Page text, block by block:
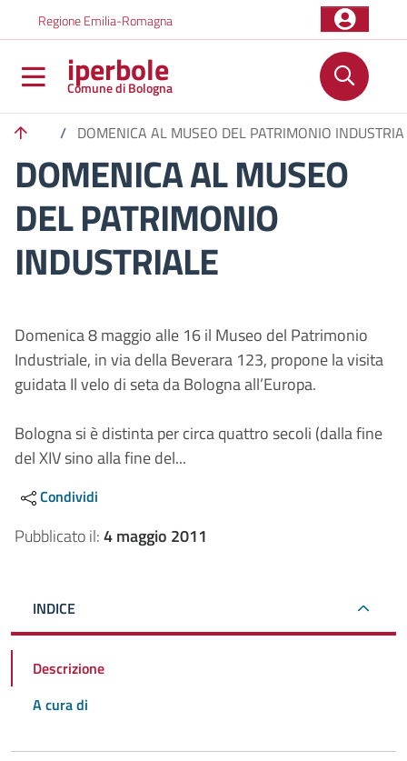
Regione Emilia-Romagna
iperbole
Comune di Bologna
/ DOMENICA AL MUSEO DEL PATRIMONIO
DOMENICA AL MUSEO
DEL PATRIMONIO
INDUSTRIALE
Domenica 8 maggio alle 16 il Museo del Patrimonio
Industriale, in via della Beverara 123, propone la visita
guidata Il velo di seta da Bologna all’Europa.
Bologna si è distinta per circa quattro secoli (dalla fine
del XIV sino alla fine del...
Condividi
Pubblicato il:4 maggio 2011
INDICE
Descrizione
A cura di